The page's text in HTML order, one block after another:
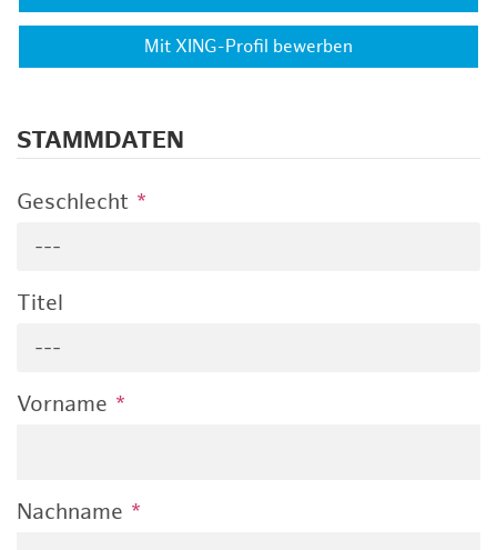
Mit XING-Profil bewerben
STAMMDATEN
Geschlecht *
---
Titel
---
Vorname *
Nachname *